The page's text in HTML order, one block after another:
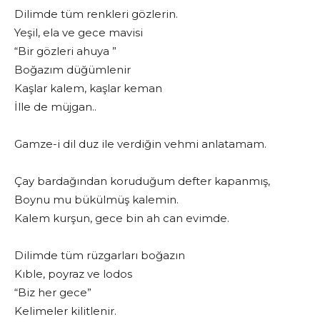
Dilimde tüm renkleri gözlerin.
Yeşil, ela ve gece mavisi
“Bir gözleri ahuya ”
Boğazım düğümlenir
Kaşlar kalem, kaşlar keman
İlle de müjgan..
Gamze-i dil duz ile verdiğin vehmi anlatamam.
Çay bardağından koruduğum defter kapanmış,
Boynu mu bükülmüş kalemin.
Kalem kurşun, gece bin ah can evimde.
Dilimde tüm rüzgarları boğazın
Kıble, poyraz ve lodos
“Biz her gece”
Kelimeler kilitlenir.